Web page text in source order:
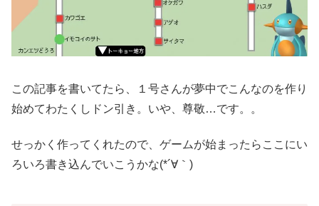
この記事を書いてたら、１号さんが夢中でこんなのを作り
始めてわたくしドン引き。いや、尊敬…です。。
せっかく作ってくれたので、ゲームが始まったらここにい
ろいろ書き込んでいこうかな(*´∀｀)